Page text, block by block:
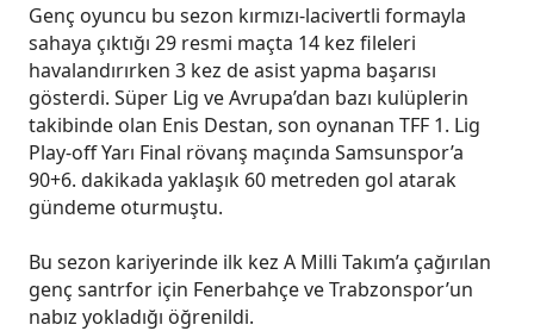
Genç oyuncu bu sezon kırmızı-lacivertli formayla
sahaya çıktığı 29 resmi maçta 14 kez fileleri
havalandırırken 3 kez de asist yapma başarısı
gösterdi. Süper Lig ve Avrupa’dan bazı kulüplerin
takibinde olan Enis Destan, son oynanan TFF 1. Lig
Play-off Yarı Final rövanş maçında Samsunspor’a
90+6. dakikada yaklaşık 60 metreden gol atarak
gündeme oturmuştu.
Bu sezon kariyerinde ilk kez A Milli Takım’a çağırılan
genç santrfor için Fenerbahçe ve Trabzonspor’un
nabız yokladığı öğrenildi.